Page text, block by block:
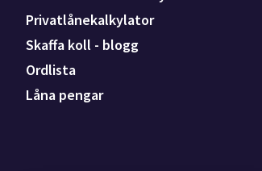
Privatlånekalkylator
Skaffa koll - blogg
Ordlista
Låna pengar